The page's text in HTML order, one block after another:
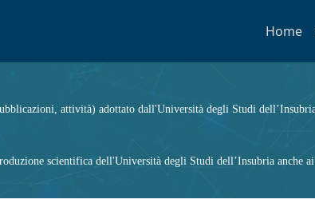
Home
attività) adottato dall'Università degli Studi
scientifica dell'Università degli Studi dell’Insubria anche